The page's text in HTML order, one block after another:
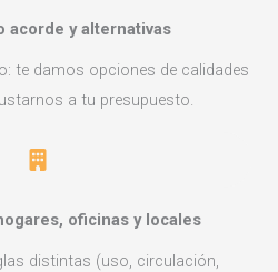
acorde y alternativas
te damos opciones de calidades
a tu presupuesto.
oficinas y locales
distintas (uso, circulación,